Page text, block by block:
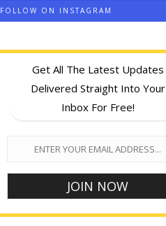
FOLLOW ON INSTAGRAM
Get All The Latest Updates
Delivered Straight Into Your
Inbox For Free!